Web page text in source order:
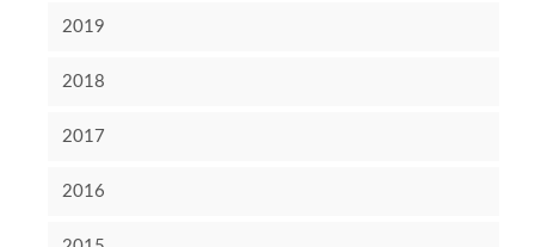
2019
2018
2017
2016